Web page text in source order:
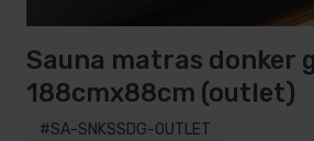
Sauna matras donker
188cmx88cm (outlet)
#SA-SNKSSDG-OUTLET